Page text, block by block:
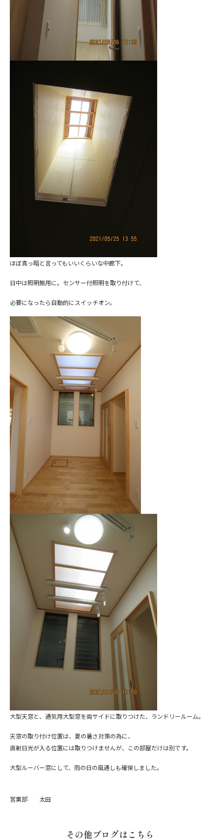
ほぼ真っ暗と言ってもいいくらいな中廊下。
日中は照明無用に。センサー付照明を取り付けて、
必要になったら自動的にスイッチオン。
大型天窓と、通気用大型窓を両サイドに取りつけた、ランドリールーム。
天窓の取り付け位置は、夏の暑さ対策の為に、
直射日光が入る位置には取りつけませんが、この部屋だけは別です。
大型ルーバー窓にして、雨の日の風通しも確保しました。
営業部 太田
その他ブログはこちら